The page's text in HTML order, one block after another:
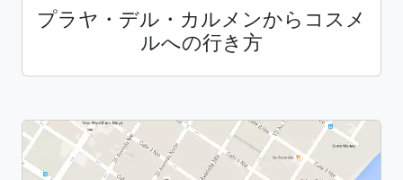
プラヤ・デル・カルメンからコスメ
ルへの行き方